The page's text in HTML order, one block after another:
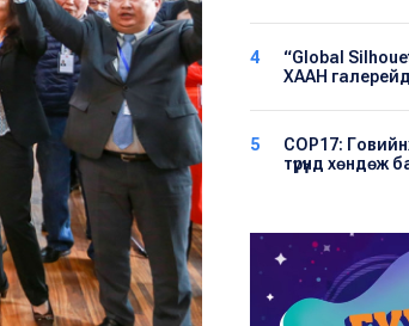
4
“Global
ХААН
5
COP17:
түрүүнд хөндөж